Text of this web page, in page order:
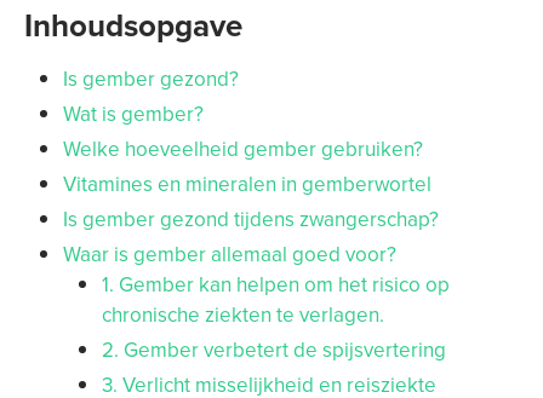
Inhoudsopgave
Is gember gezond?
Wat is gember?
Welke hoeveelheid gember gebruiken?
Vitamines en mineralen in gemberwortel
Is gember gezond tijdens zwangerschap?
Waar is gember allemaal goed voor?
1. Gember kan helpen om het risico op
chronische ziekten te verlagen.
2. Gember verbetert de spijsvertering
3. Verlicht misselijkheid en reisziekte